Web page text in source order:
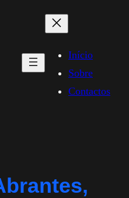
Início
Sobre
Contactos